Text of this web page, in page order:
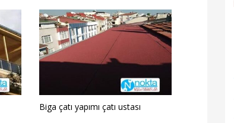
Biga çatı yapımı çatı ustası